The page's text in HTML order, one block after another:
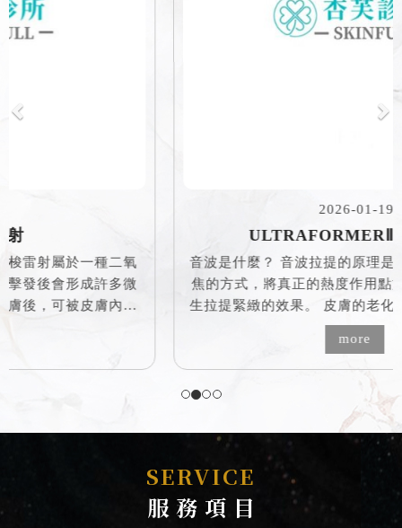
ULTRAFORMERⅢ海芙音波
音波是什麼？ 音波拉提的原理是將能量採用放大鏡聚
焦的方式，將真正的熱度作用點於筋膜層的地方，產
生拉提緊緻的效果。 皮膚的老化由淺到深依序是：表
皮皮膚->淺層皮下脂肪->肌肉筋膜層->深層脂肪墊->
縮的現象，導致失去彈性而出現鬆弛。 音波如何改
聚焦式超音波將能量作用(65~75°C)在不同的皮膚
層，使其產生熱效應，而達到收縮及拉提效果，因治
療術後不具開放性傷口，所以不會有讓人困擾的恢復
SERVICE
服 務 項 目